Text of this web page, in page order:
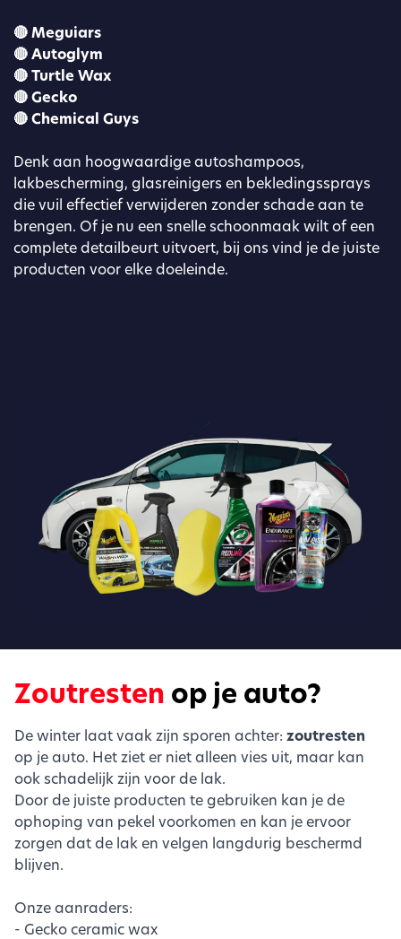
🔴 Meguiars
🔴 Autoglym
🔴 Turtle Wax
🔴 Gecko
🔴 Chemical Guys
Denk aan hoogwaardige autoshampoos,
lakbescherming, glasreinigers en bekledingssprays
die vuil effectief verwijderen zonder schade aan te
brengen. Of je nu een snelle schoonmaak wilt of een
complete detailbeurt uitvoert, bij ons vind je de juiste
producten voor elke doeleinde.
Zoutresten op je auto?
De winter laat vaak zijn sporen achter: zoutresten
op je auto. Het ziet er niet alleen vies uit, maar kan
ook schadelijk zijn voor de lak.
Door de juiste producten te gebruiken kan je de
ophoping van pekel voorkomen en kan je ervoor
zorgen dat de lak en velgen langdurig beschermd
blijven.
Onze aanraders:
- Gecko ceramic wax